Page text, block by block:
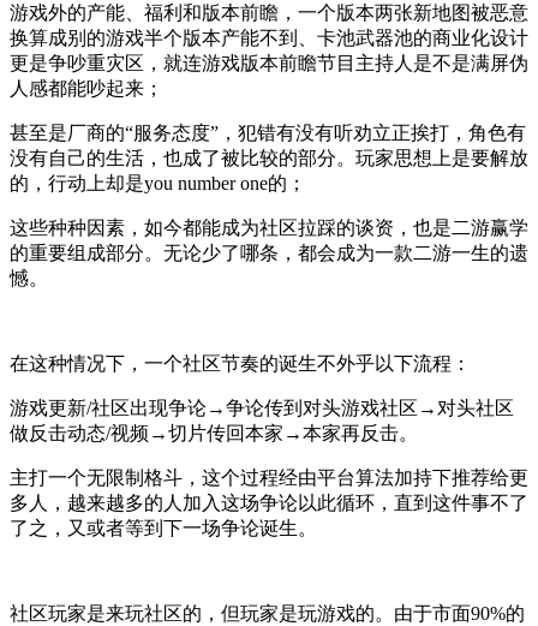
游戏外的产能、福利和版本前瞻，一个版本两张新地图被恶意
换算成别的游戏半个版本产能不到、卡池武器池的商业化设计
更是争吵重灾区，就连游戏版本前瞻节目主持人是不是满屏伪
人感都能吵起来；
甚至是厂商的“服务态度”，犯错有没有听劝立正挨打，角色有
没有自己的生活，也成了被比较的部分。玩家思想上是要解放
的，行动上却是you number one的；
这些种种因素，如今都能成为社区拉踩的谈资，也是二游赢学
的重要组成部分。无论少了哪条，都会成为一款二游一生的遗
憾。
在这种情况下，一个社区节奏的诞生不外乎以下流程：
游戏更新/社区出现争论→争论传到对头游戏社区→对头社区
做反击动态/视频→切片传回本家→本家再反击。
主打一个无限制格斗，这个过程经由平台算法加持下推荐给更
多人，越来越多的人加入这场争论以此循环，直到这件事不了
了之，又或者等到下一场争论诞生。
社区玩家是来玩社区的，但玩家是玩游戏的。由于市面90%的